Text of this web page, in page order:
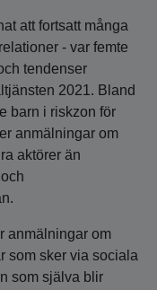
att fortsatt många
- var femte
tendenser
2021. Bland
barn i riskzon för
anmälningar om
aktörer än
anmälningar om
som sker via sociala
som själva blir